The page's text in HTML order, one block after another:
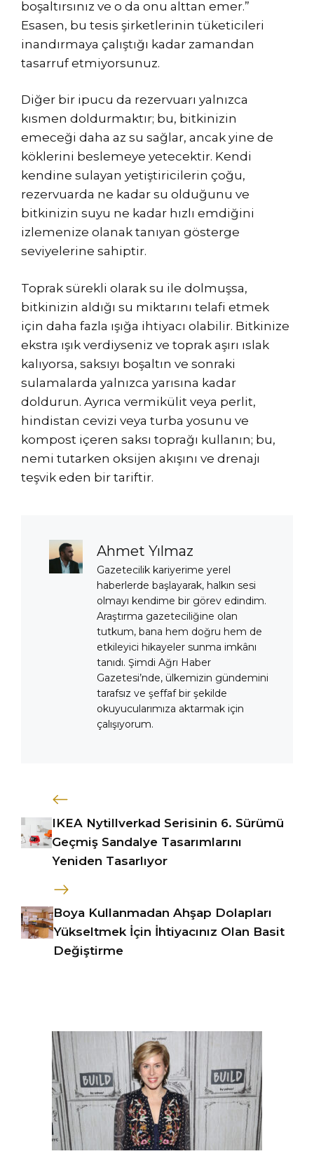
boşaltırsınız ve o da onu alttan emer.”
Esasen, bu tesis şirketlerinin tüketicileri
inandırmaya çalıştığı kadar zamandan
tasarruf etmiyorsunuz.
Diğer bir ipucu da rezervuarı yalnızca
kısmen doldurmaktır; bu, bitkinizin
emeceği daha az su sağlar, ancak yine de
köklerini beslemeye yetecektir. Kendi
kendine sulayan yetiştiricilerin çoğu,
rezervuarda ne kadar su olduğunu ve
bitkinizin suyu ne kadar hızlı emdiğini
izlemenize olanak tanıyan gösterge
seviyelerine sahiptir.
Toprak sürekli olarak su ile dolmuşsa,
bitkinizin aldığı su miktarını telafi etmek
için daha fazla ışığa ihtiyacı olabilir. Bitkinize
ekstra ışık verdiyseniz ve toprak aşırı ıslak
kalıyorsa, saksıyı boşaltın ve sonraki
sulamalarda yalnızca yarısına kadar
doldurun. Ayrıca vermikülit veya perlit,
hindistan cevizi veya turba yosunu ve
kompost içeren saksı toprağı kullanın; bu,
nemi tutarken oksijen akışını ve drenajı
teşvik eden bir tariftir.
Ahmet Yılmaz
Gazetecilik kariyerime yerel
haberlerde başlayarak, halkın sesi
olmayı kendime bir görev edindim.
Araştırma gazeteciliğine olan
tutkum, bana hem doğru hem de
etkileyici hikayeler sunma imkânı
tanıdı. Şimdi Ağrı Haber
Gazetesi’nde, ülkemizin gündemini
tarafsız ve şeffaf bir şekilde
okuyucularımıza aktarmak için
çalışıyorum.
IKEA Nytillverkad Serisinin 6. Sürümü
Geçmiş Sandalye Tasarımlarını
Yeniden Tasarlıyor
Boya Kullanmadan Ahşap Dolapları
Yükseltmek İçin İhtiyacınız Olan Basit
Değiştirme